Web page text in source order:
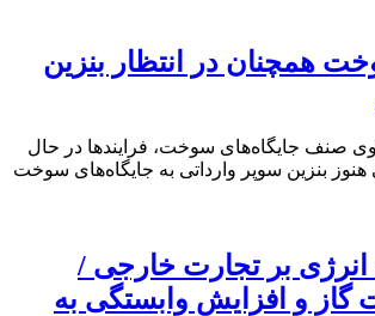
همچنان در انتظار بنزین
صنف جایگاه‌های سوخت، فرایندها در حال
بنزین سوپر وارداتی به جایگاه‌های سوخت
انرژی بر تجارت خارجی /
و افزایش وابستگی به